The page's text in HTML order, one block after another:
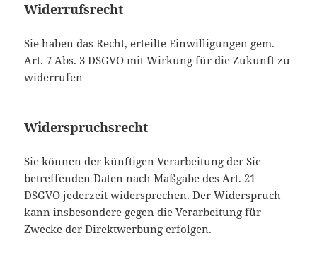
Widerrufsrecht
Sie haben das Recht, erteilte Einwilligungen gem.
Art. 7 Abs. 3 DSGVO mit Wirkung für die Zukunft zu
widerrufen
Widerspruchsrecht
Sie können der künftigen Verarbeitung der Sie
betreffenden Daten nach Maßgabe des Art. 21
DSGVO jederzeit widersprechen. Der Widerspruch
kann insbesondere gegen die Verarbeitung für
Zwecke der Direktwerbung erfolgen.